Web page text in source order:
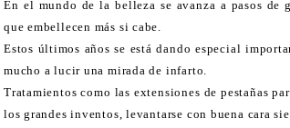
En el mundo de la belleza se avanza a pasos de
que embellecen más si cabe.
Estos últimos años se está dando especial
mucho a lucir una mirada de infarto.
Tratamientos como las extensiones de pestañas
los grandes inventos, levantarse con buena cara